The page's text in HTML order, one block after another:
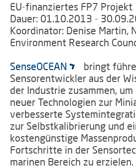
EU-finanziertes FP7 Projekt
Dauer: 01.10.2013 -
Koordinator: Denise Martin,
Environment Research
SenseOCEAN
bringt
Sensorentwickler aus der
der Industrie zusammen,
neuer Technologien zur
verbesserte
zur Selbstkalibrierung und
kostengünstige
Fortschritte in der
marinen Bereich zu erzielen.